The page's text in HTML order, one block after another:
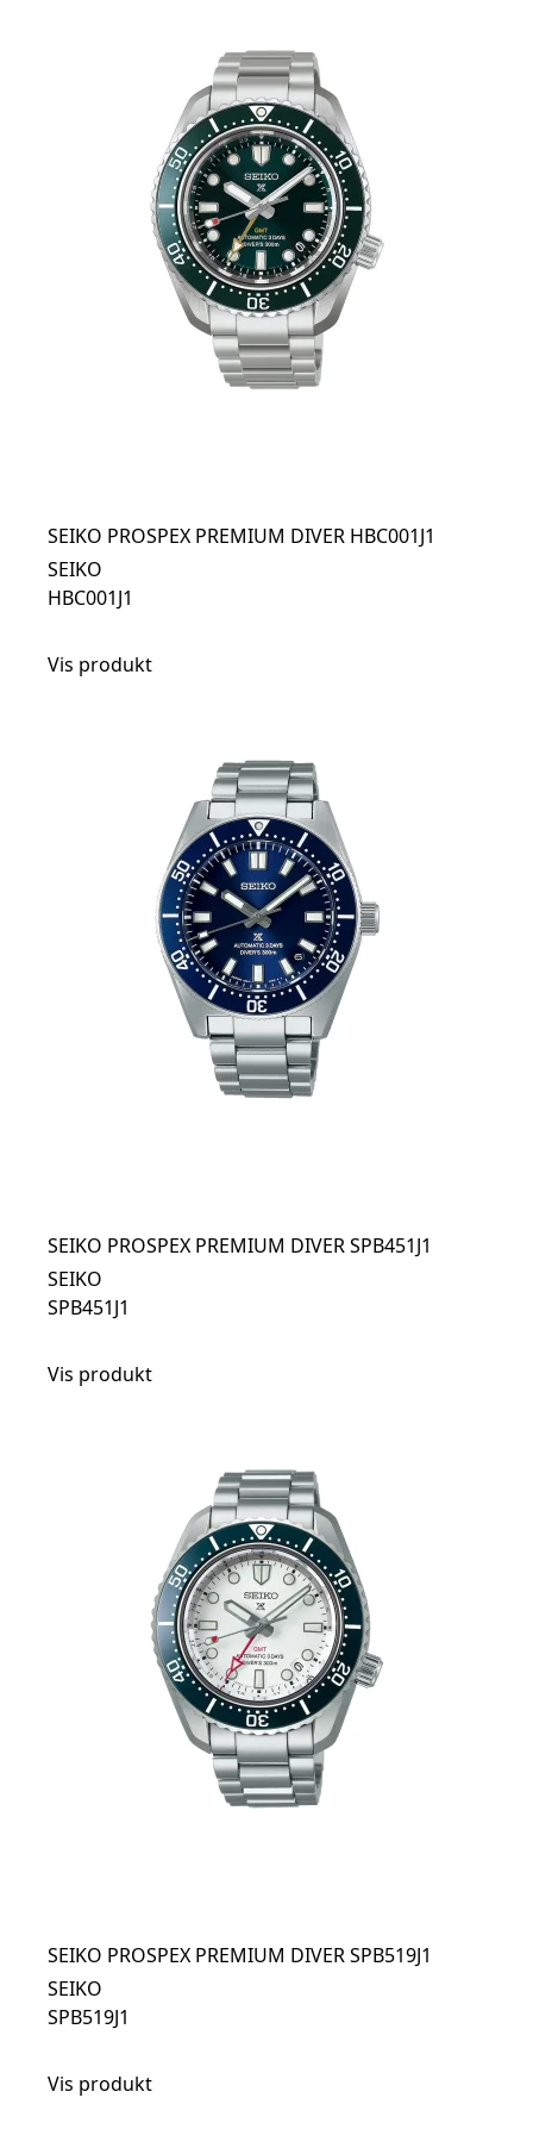
SEIKO PROSPEX PREMIUM DIVER HBC001J1
SEIKO
HBC001J1
Vis produkt
SEIKO PROSPEX PREMIUM DIVER SPB451J1
SEIKO
SPB451J1
Vis produkt
SEIKO PROSPEX PREMIUM DIVER SPB519J1
SEIKO
SPB519J1
Vis produkt